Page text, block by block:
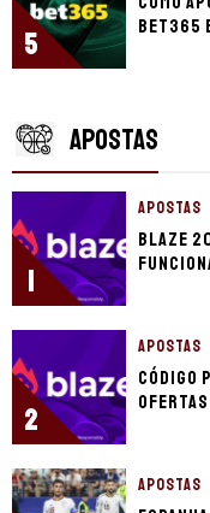
5
bet365
APOSTAS
1
APOSTAS
Blaze
2
APOSTAS
Código
ofertas
APOSTAS